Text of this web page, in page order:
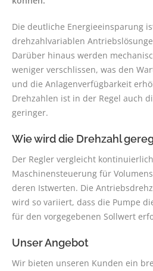
Die deutliche Energieeinsparung
drehzahlvariablen
Darüber hinaus werden
weniger verschlissen, was den
und die Anlagenverfügbarkeit
Drehzahlen ist in der Regel auch
geringer.
Wie wird die Drehzahl
Der Regler vergleicht
Maschinensteuerung für
deren Istwerten. Die
wird so variiert, dass die Pumpe
für den vorgegebenen Sollwert
Unser Angebot
Wir bieten unseren Kunden ein